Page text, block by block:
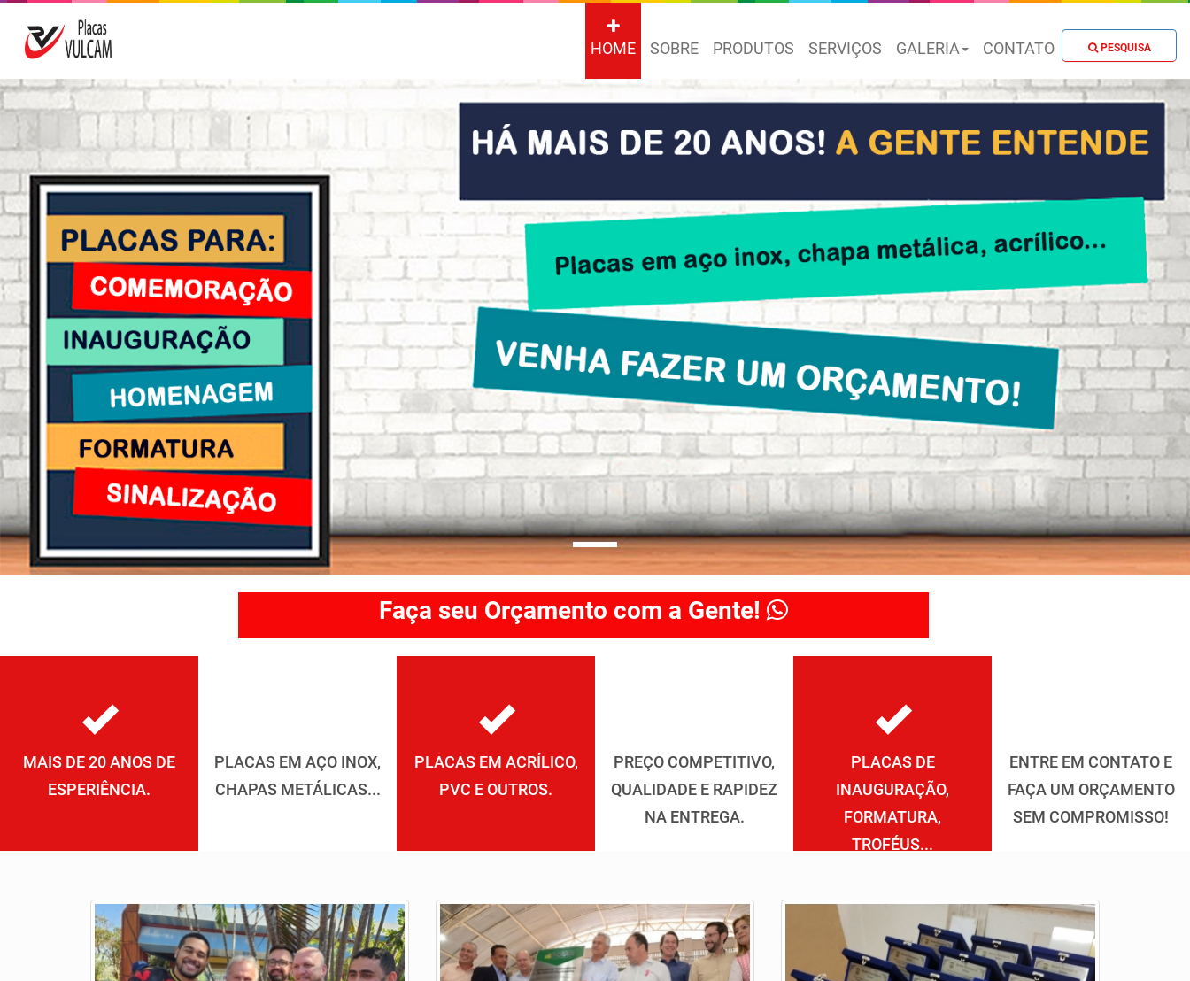
HOME SOBRE PRODUTOS SERVIÇOS GALERIA CONTATO PESQUISA
Faça seu Orçamento com a Gente!
MAIS DE 20 ANOS DE
ESPERIÊNCIA.
PLACAS EM AÇO INOX,
CHAPAS METÁLICAS...
PLACAS EM ACRÍLICO,
PVC E OUTROS.
PREÇO COMPETITIVO,
QUALIDADE E RAPIDEZ
NA ENTREGA.
PLACAS DE
INAUGURAÇÃO,
FORMATURA,
TROFÉUS...
ENTRE EM CONTATO E
FAÇA UM ORÇAMENTO
SEM COMPROMISSO!